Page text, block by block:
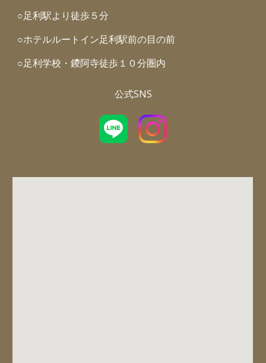
○足利駅より徒歩５分
○ホテルルートイン足利駅前の目の前
○足利学校・鑁阿寺徒歩１０分圏内
公式SNS